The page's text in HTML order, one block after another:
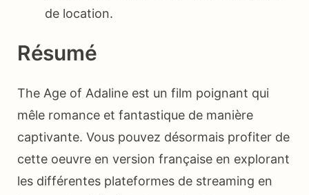
de location.
Résumé
The Age of Adaline est un film poignant qui
mêle romance et fantastique de manière
captivante. Vous pouvez désormais profiter de
cette oeuvre en version française en explorant
les différentes plateformes de streaming en